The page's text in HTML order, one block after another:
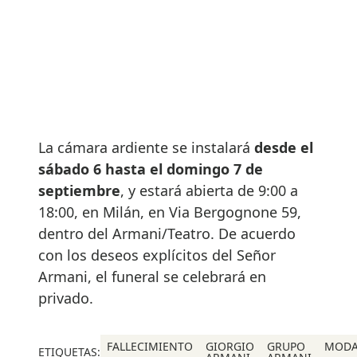
La cámara ardiente se instalará desde el
sábado 6 hasta el domingo 7 de
septiembre, y estará abierta de 9:00 a
18:00, en Milán, en Via Bergognone 59,
dentro del Armani/Teatro. De acuerdo
con los deseos explícitos del Señor
Armani, el funeral se celebrará en
privado.
ETIQUETAS: FALLECIMIENTO GIORGIO GRUPO